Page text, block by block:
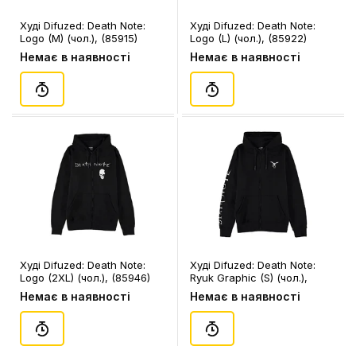
Худі Difuzed: Death Note:
Logo (M) (чол.), (85915)
Немає в наявності
Худі Difuzed: Death Note:
Logo (L) (чол.), (85922)
Немає в наявності
Худі Difuzed: Death Note:
Logo (2XL) (чол.), (85946)
Немає в наявності
Худі Difuzed: Death Note:
Ryuk Graphic (S) (чол.),
(79167)
Немає в наявності